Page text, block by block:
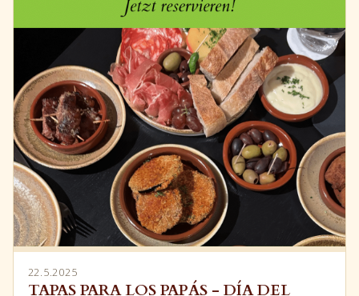
22.5.2025
TAPAS PARA LOS PAPÁS - DÍA DEL